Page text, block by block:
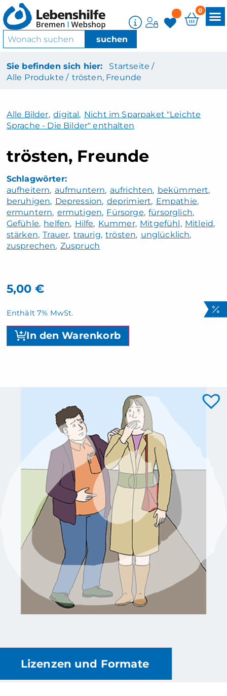
0
Sie befinden sich hier:
Startseite /
Alle Produkte / trösten, Freunde
Alle Bilder, digital, Nicht im Sparpaket "Leichte
Sprache - Die Bilder" enthalten
trösten, Freunde
aufheitern aufmuntern aufrichten bekümmert
beruhigen Depression deprimiert Empathie
ermuntern ermutigen Fürsorge fürsorglich
Gefühle helfen Hilfe Kummer Mitgefühl Mitleid
stärken Trauer traurig trösten unglücklich
zusprechen Zuspruch
5,00 €
Enthält 7% MwSt.
In den Warenkorb
Lizenzen und Formate